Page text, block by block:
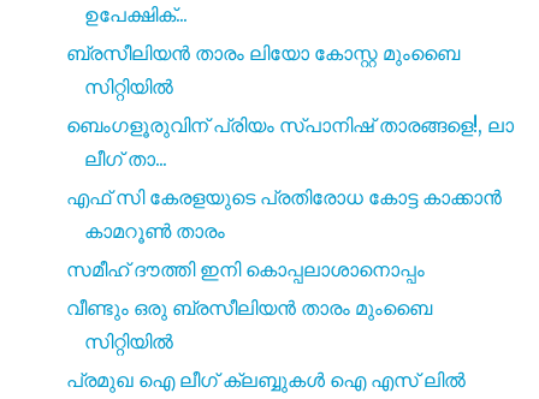
ഉപേക്ഷിക്...
ബ്രസീലിയൻ താരം ലിയോ കോസ്റ്റ മുംബൈ
സിറ്റിയിൽ
ബെംഗളൂരുവിന് പ്രിയം സ്പാനിഷ് താരങ്ങളെ!, ലാ
ലീഗ് താ...
എഫ് സി കേരളയുടെ പ്രതിരോധ കോട്ട കാക്കാൻ
കാമറൂൺ താരം
സമീഹ് ദൗത്തി ഇനി കൊപ്പലാശാനൊപ്പം
വീണ്ടും ഒരു ബ്രസീലിയൻ താരം മുംബൈ
സിറ്റിയിൽ
പ്രമുഖ ഐ ലീഗ് ക്ലബ്ബുകൾ ഐ എസ് ലിൽ